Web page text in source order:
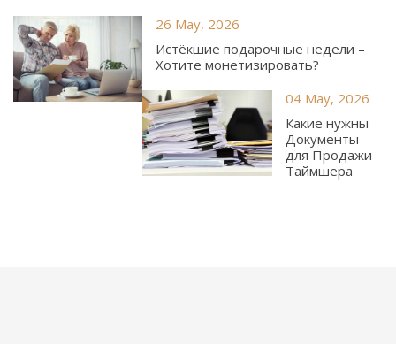
26 May, 2026
Истёкшие подарочные недели –
Хотите монетизировать?
04 May, 2026
Какие нужны
Документы
для Продажи
Таймшера